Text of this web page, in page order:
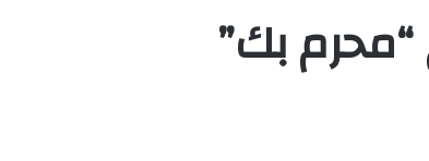
“محرم بك”